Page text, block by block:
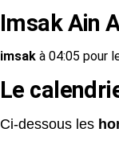
Imsak Ain
imsak à 04:05 pour
Le
Ci-dessous les